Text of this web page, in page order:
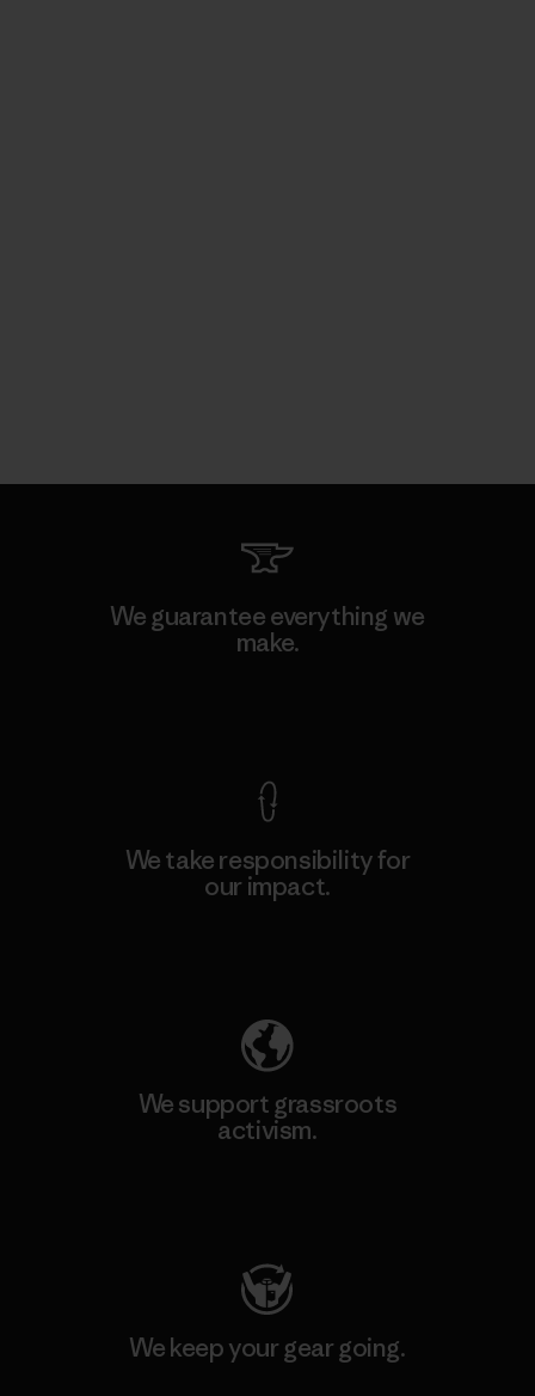
We guarantee everything we
make.
We take responsibility for
our impact.
We support grassroots
activism.
We keep your gear going.